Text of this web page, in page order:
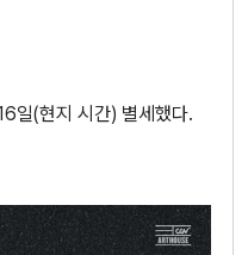
일(현지 시간) 별세했다.